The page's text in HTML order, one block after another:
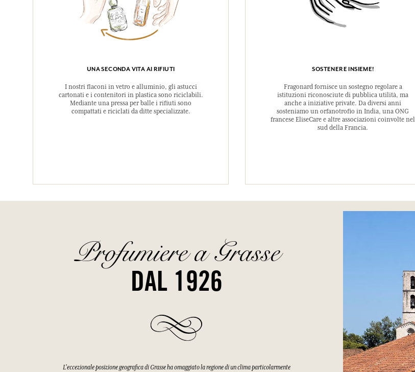
UNA SECONDA VITA AI RIFIUTI
I nostri flaconi in vetro e alluminio, gli astucci
cartonati e i contenitori in plastica sono riciclabili.
Mediante una pressa per balle i rifiuti sono
compattati e riciclati da ditte specializzate.
SOSTENERE INSIEME!
Fragonard fornisce un sostegno regolare a
istituzioni riconosciute di pubblica utilità, ma
anche a iniziative private. Da diversi anni
sosteniamo un orfanotrofio in India, una ONG
francese EliseCare e altre associazioni coinvolte nel
sud della Francia.
Profumiere a Grasse
DAL 1926
L'eccezionale posizione geografica di Grasse ha omaggiato la regione di un clima particolarmente